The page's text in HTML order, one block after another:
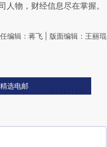
人物，财经信息尽在掌握。
编辑：蒋飞 | 版面编辑：王丽琨
选电邮